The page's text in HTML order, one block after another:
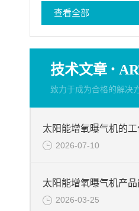
查看全部
技术文章 ·
致力于成为合格的解决
2026-07-10
太阳能增氧曝气机产
2026-03-25